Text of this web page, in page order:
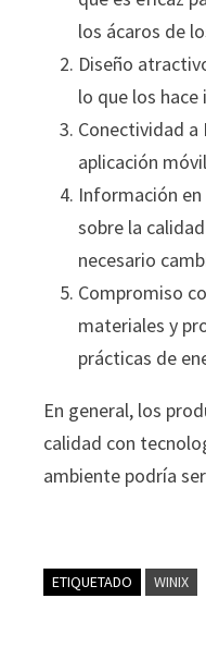
los ácaros de
Diseño
lo que los
Conectividad
aplicación
Información
sobre la
necesario
Compromiso
materiales y
prácticas de
En general, los
calidad con
ambiente podría
ETIQUETADO WINIX